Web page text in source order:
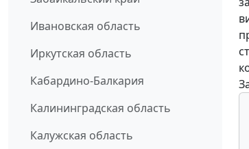
Ивановская область
Иркутская область
Кабардино-Балкария
Калининградская область
Калужская область